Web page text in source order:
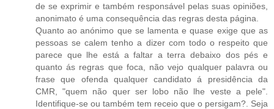
de se exprimir e também responsável pelas suas opiniões,
anonimato é uma consequência das regras desta página.
Quanto ao anónimo que se lamenta e quase exige que as
pessoas se calem tenho a dizer com todo o respeito que
parece que lhe está a faltar a terra debaixo dos pés e
quanto ás regras que foca, não vejo qualquer palavra ou
frase que ofenda qualquer candidato á presidência da
CMR, "quem não quer ser lobo não lhe veste a pele".
Identifique-se ou também tem receio que o persigam?. Seja